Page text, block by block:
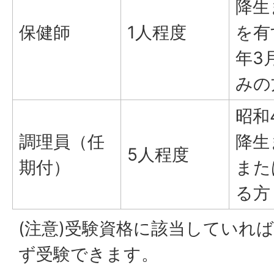
保健師 1人程度
降
を
年3
み
調理員（任
期付）
5人程度
昭
降
ま
る方
(注意)受験資格に該当していれ
ず受験できます。